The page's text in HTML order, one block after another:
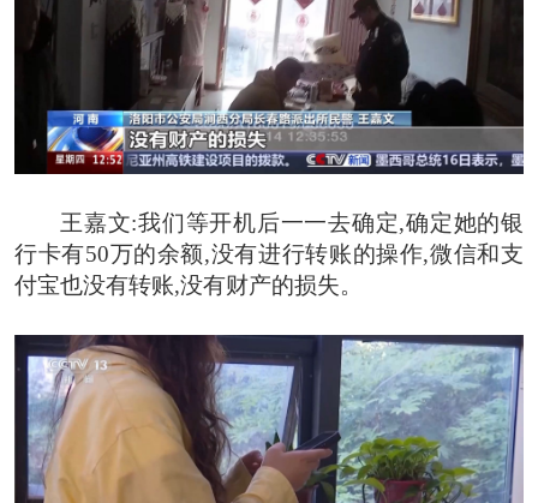
王嘉文:我们等开机后一一去确定,确定她的银
行卡有50万的余额,没有进行转账的操作,微信和支
付宝也没有转账,没有财产的损失。